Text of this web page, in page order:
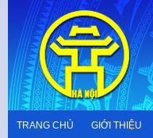
content
TRANG CHỦ GIỚI THIỆU